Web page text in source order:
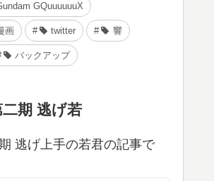
GQuuuuuuX
画 twitter 響
バックアップ
期 逃げ若
逃げ上手の若君の記事で